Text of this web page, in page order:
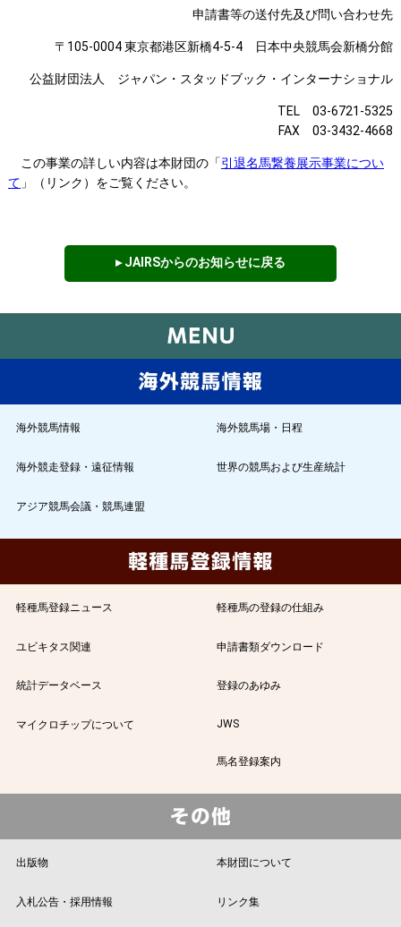
申請書等の送付先及び問い合わせ先
〒105-0004 東京都港区新橋4-5-4 日本中央競馬会新橋分館
公益財団法人 ジャパン・スタッドブック・インターナショナル
TEL 03-6721-5325
FAX 03-3432-4668
この事業の詳しい内容は本財団の「引退名馬繋養展示事業につい
て 」（リンク）をご覧ください。
▸ JAIRSからのお知らせに戻る
海外競馬情報 海外競馬場・日程
海外競走登録・遠征情報 世界の競馬および生産統計
アジア競馬会議・競馬連盟
軽種馬登録ニュース 軽種馬の登録の仕組み
ユビキタス関連 申請書類ダウンロード
統計データベース 登録のあゆみ
マイクロチップについて JWS
馬名登録案内
出版物 本財団について
入札公告・採用情報 リンク集